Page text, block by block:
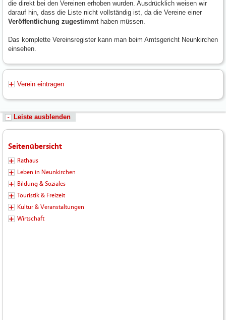
die direkt bei den Vereinen erhoben wurden. Ausdrücklich weisen wir
darauf hin, dass die Liste nicht vollständig ist, da die Vereine einer
Veröffentlichung zugestimmthaben müssen.
Das komplette Vereinsregister kann man beim Amtsgericht Neunkirchen
einsehen.
Verein eintragen
Leiste ausblenden
Seitenübersicht
Rathaus
Leben in Neunkirchen
Bildung & Soziales
Touristik & Freizeit
Kultur & Veranstaltungen
Wirtschaft